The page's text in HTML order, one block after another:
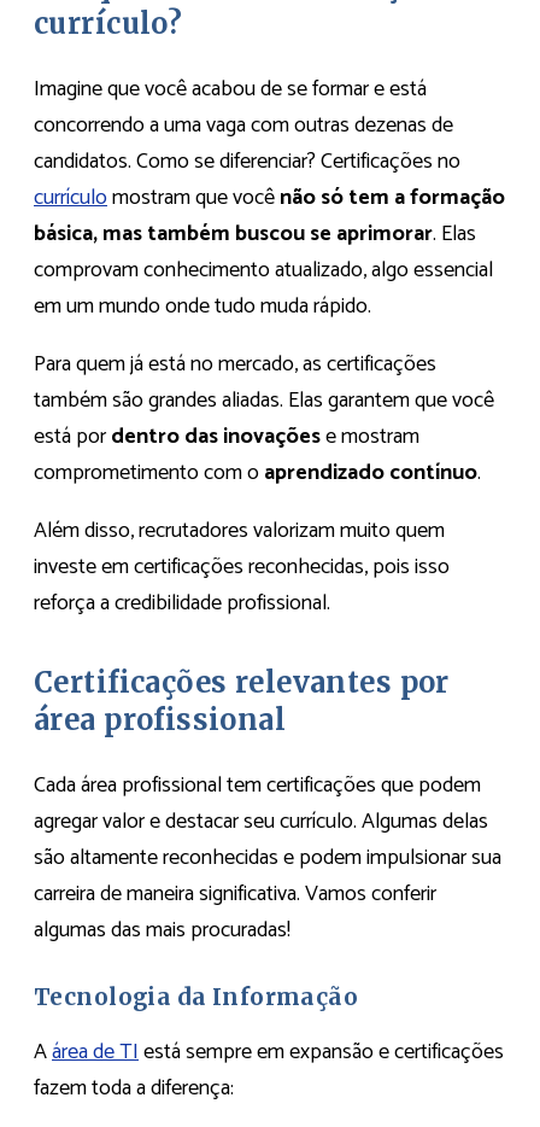
currículo?
Imagine que você acabou de se formar e está
concorrendo a uma vaga com outras dezenas de
candidatos. Como se diferenciar? Certificações no
currículomostram que vocênão só tem a formação
básica, mas também buscou se aprimorar. Elas
comprovam conhecimento atualizado, algo essencial
em um mundo onde tudo muda rápido.
Para quem já está no mercado, as certificações
também são grandes aliadas. Elas garantem que você
está pordentro das inovaçõese mostram
comprometimento com oaprendizado contínuo.
Além disso, recrutadores valorizam muito quem
investe em certificações reconhecidas, pois isso
reforça a credibilidade profissional.
Certificações relevantes por
área profissional
Cada área profissional tem certificações que podem
agregar valor e destacar seu currículo. Algumas delas
são altamente reconhecidas e podem impulsionar sua
carreira de maneira significativa. Vamos conferir
algumas das mais procuradas!
Tecnologia da Informação
Aárea de TIestá sempre em expansão e certificações
fazem toda a diferença: